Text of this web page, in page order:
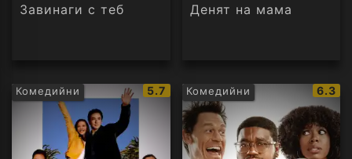
аудио
Завинаги с теб
аудио
Денят на мама
Комедийни
IMDb
рейтинг:
5.7 Комедийни
IMDb
6.3